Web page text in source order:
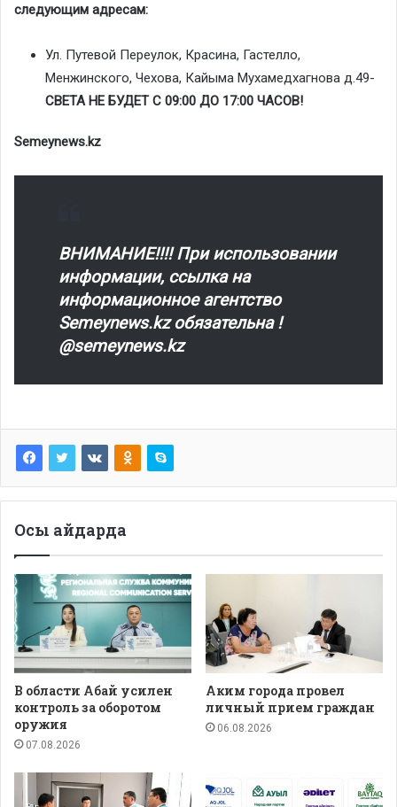
следующим адресам:
Ул. Путевой Переулок, Красина, Гастелло,
Менжинского, Чехова, Кайыма Мухамедхагнова д.49-
СВЕТА НЕ БУДЕТ С 09:00 ДО 17:00 ЧАСОВ!
Semeynews.kz
ВНИМАНИЕ!!!! При использовании
информации, ссылка на
информационное агентство
Semeynews.kz обязательна !
@semeynews.kz
Осы айдарда
В области Абай усилен
контроль за оборотом
оружия
07.08.2026
Аким города провел
личный прием граждан
06.08.2026